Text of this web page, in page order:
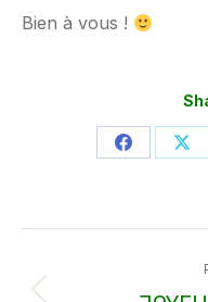
Bien à vous !
Partager